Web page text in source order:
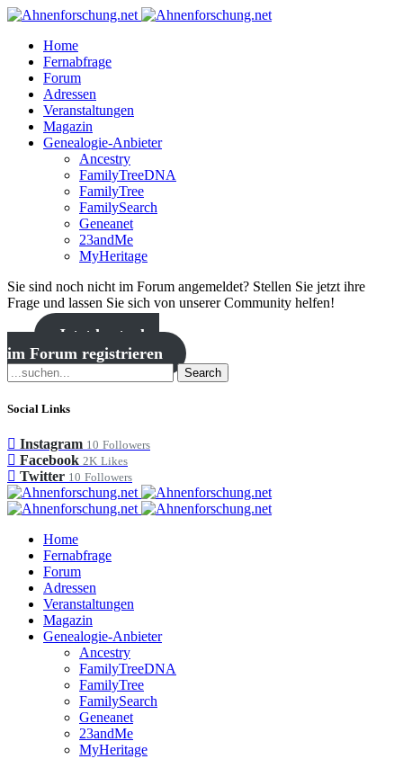
Home
Fernabfrage
Forum
Adressen
Veranstaltungen
Magazin
Genealogie-Anbieter
Ancestry
FamilyTreeDNA
FamilyTree
FamilySearch
Geneanet
23andMe
MyHeritage
Sie sind noch nicht im Forum angemeldet? Stellen Sie jetzt ihre
Frage und lassen Sie sich von unserer Community helfen!
Jetzt kostenlos
im Forum registrieren
Search
Social Links
Instagram 10 Followers
Facebook 2K Likes
Twitter 10 Followers
Home
Fernabfrage
Forum
Adressen
Veranstaltungen
Magazin
Genealogie-Anbieter
Ancestry
FamilyTreeDNA
FamilyTree
FamilySearch
Geneanet
23andMe
MyHeritage